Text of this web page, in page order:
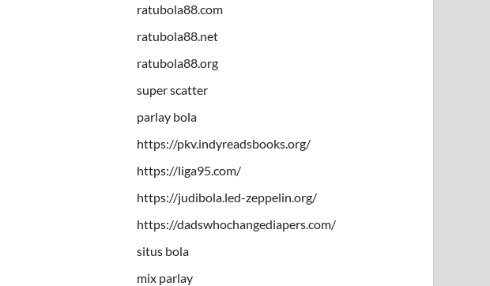
ratubola88.com
ratubola88.net
ratubola88.org
super scatter
parlay bola
https://pkv.indyreadsbooks.org/
https://liga95.com/
https://judibola.led-zeppelin.org/
https://dadswhochangediapers.com/
situs bola
mix parlay